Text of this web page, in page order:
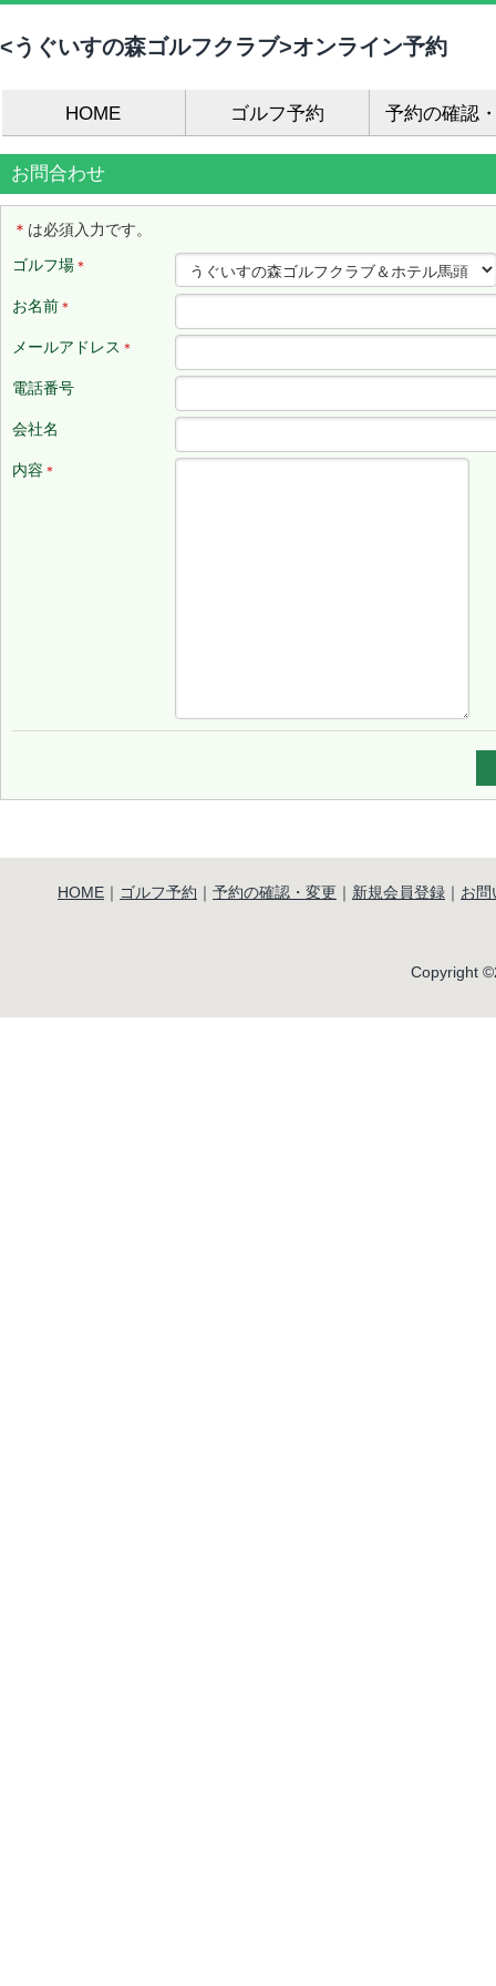
<うぐいすの森ゴルフクラブ>オンライン予約
HOME ゴルフ予約 予約の確認
お問合わせ
＊ は必須入力です。
ゴルフ場 ＊
お名前 ＊
メールアドレス ＊
電話番号
会社名
内容 ＊
HOME ｜ ゴルフ予約 ｜ 予約の確認・変更 ｜ 新規会員登録 ｜ お問
Copyright